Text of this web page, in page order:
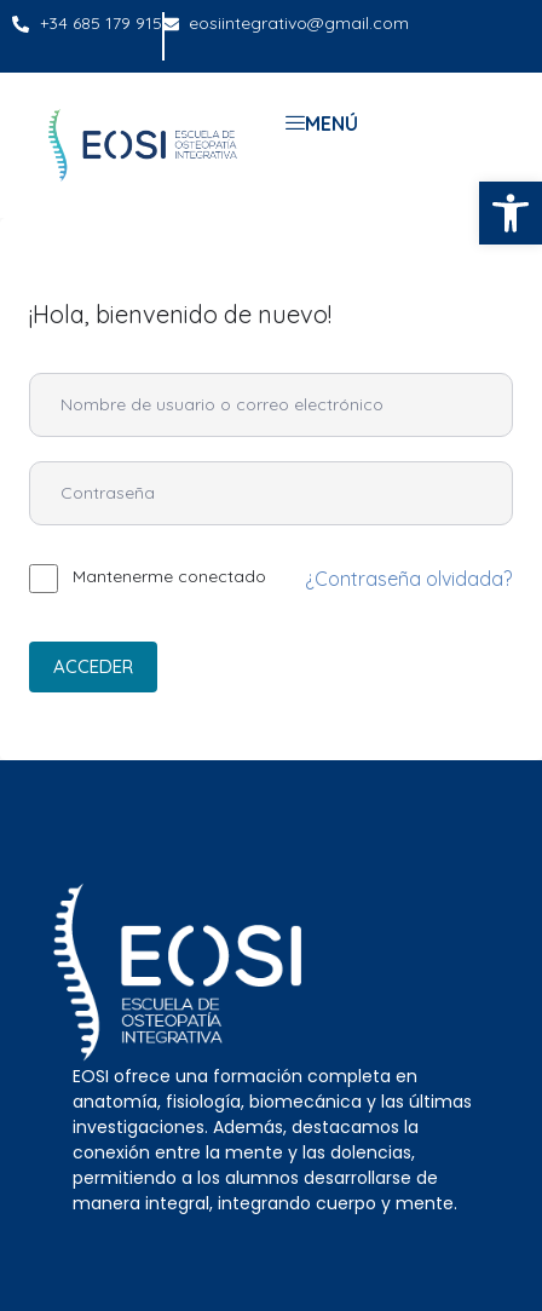
+34 685 179 915 eosiintegrativo@gmail.com
MENÚ
¡Hola, bienvenido de nuevo!
Mantenerme conectado ¿Contraseña olvidada?
ACCEDER
EOSI ofrece una formación completa en
anatomía, fisiología, biomecánica y las últimas
investigaciones. Además, destacamos la
conexión entre la mente y las dolencias,
permitiendo a los alumnos desarrollarse de
manera integral, integrando cuerpo y mente.